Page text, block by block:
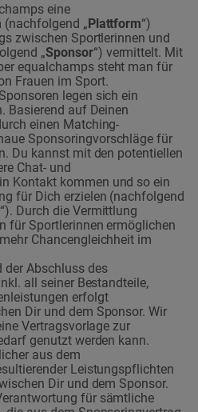
eine
„Plattform“)
zwischen Sportlerinnen und
„Sponsor“) vermittelt. Mit
equalchamps steht man für
Frauen im Sport.
legen sich ein
Basierend auf Deinen
einen Matching-
Sponsoringvorschläge für
Du kannst mit den potentiellen
Chat- und
Kontakt kommen und so ein
für Dich erzielen (nachfolgend
“). Durch die Vermittlung
für Sportlerinnen ermöglichen
Chancengleichheit im
der Abschluss des
all seiner Bestandteile,
erfolgt
Dir und dem Sponsor. Wir
Vertragsvorlage zur
genutzt werden kann.
aus dem
Leistungspflichten
Dir und dem Sponsor.
für sämtliche